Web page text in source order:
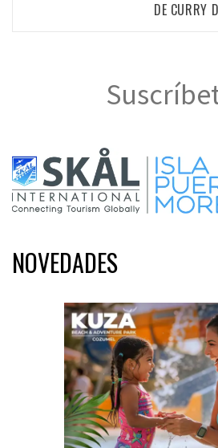
DE CURRY
NOVEDADES